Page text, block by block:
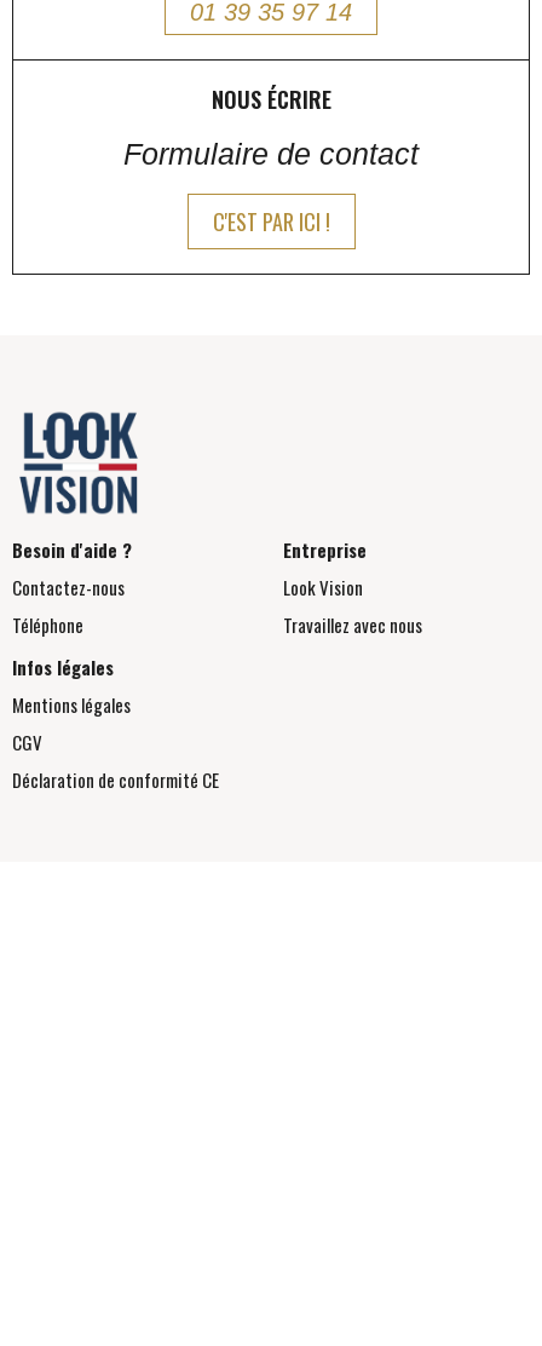
01 39 35 97 14
NOUS ÉCRIRE
Formulaire de contact
C'EST PAR ICI !
Besoin d'aide ?
Contactez-nous
Téléphone
Entreprise
Look Vision
Travaillez avec nous
Infos légales
Mentions légales
CGV
Déclaration de conformité CE